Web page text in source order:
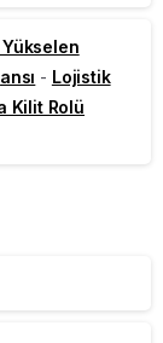
- Lojistik
Kilit Rolü